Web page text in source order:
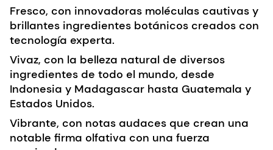
Fresco, con innovadoras moléculas cautivas y
brillantes ingredientes botánicos creados con
tecnología experta.
Vivaz, con la belleza natural de diversos
ingredientes de todo el mundo, desde
Indonesia y Madagascar hasta Guatemala y
Estados Unidos.
Vibrante, con notas audaces que crean una
notable firma olfativa con una fuerza